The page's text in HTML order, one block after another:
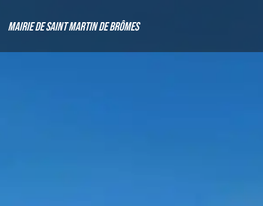
Mairie de Saint Martin de Brômes